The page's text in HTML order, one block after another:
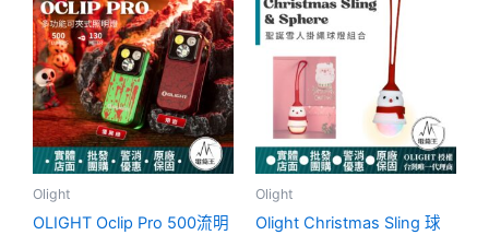
Olight
OLIGHT Oclip Pro 500流明
產
品
有
多
種
款
式。
在
Olight
Olight Christmas Sling 球
產
多
種
款
式。
在